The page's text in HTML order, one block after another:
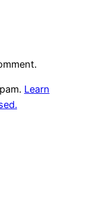
Learn